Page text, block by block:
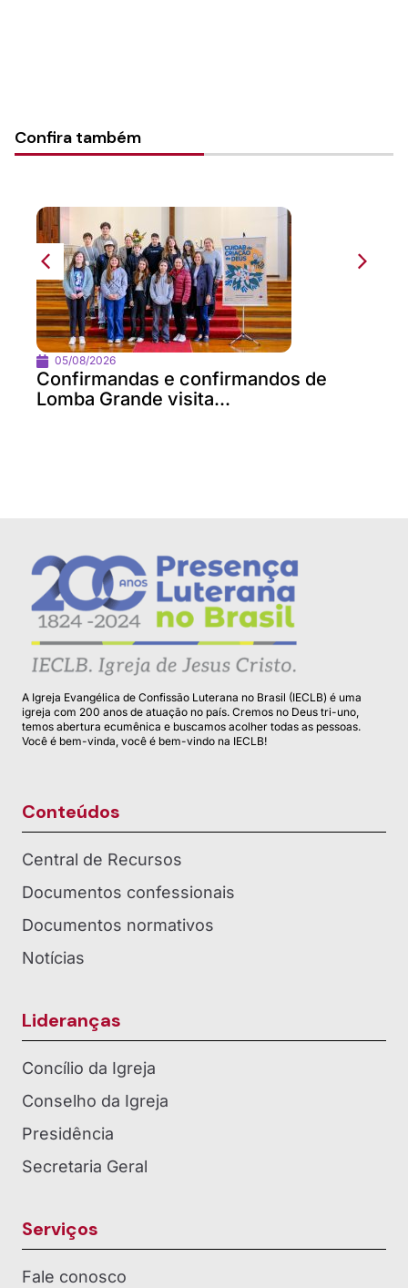
Confira também
05/08/2026
Confirmandas e confirmandos de
Lomba Grande visita...
A Igreja Evangélica de Confissão Luterana no Brasil (IECLB) é uma
igreja com 200 anos de atuação no país. Cremos no Deus tri-uno,
temos abertura ecumênica e buscamos acolher todas as pessoas.
Você é bem-vinda, você é bem-vindo na IECLB!
Conteúdos
Central de Recursos
Documentos confessionais
Documentos normativos
Notícias
Lideranças
Concílio da Igreja
Conselho da Igreja
Presidência
Secretaria Geral
Serviços
Fale conosco